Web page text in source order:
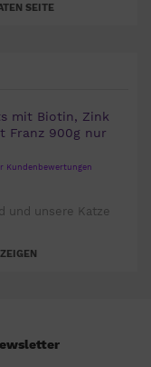
SEITE
mit Biotin, Zink
Franz 900g nur
Kundenbewertungen
und unsere Katze